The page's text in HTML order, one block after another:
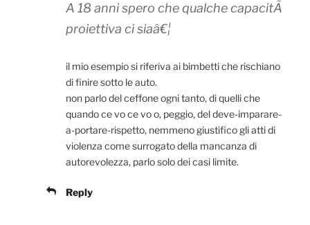
A 18 anni spero che qualche capacitÃ
proiettiva ci siaâ€¦
il mio esempio si riferiva ai bimbetti che rischiano
di finire sotto le auto.
non parlo del ceffone ogni tanto, di quelli che
quando ce vo ce vo o, peggio, del deve-imparare-
a-portare-rispetto, nemmeno giustifico gli atti di
violenza come surrogato della mancanza di
autorevolezza, parlo solo dei casi limite.
Reply